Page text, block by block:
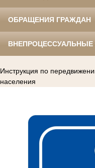
ОБРАЩЕНИЯ ГРАЖДАН
Инструкция по
населения